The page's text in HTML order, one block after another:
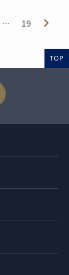
… 19
TOP